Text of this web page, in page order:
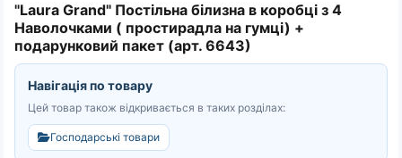
"Laura Grand" Постільна білизна в коробці з 4
Наволочками ( простирадла на гумці) +
подарунковий пакет (арт. 6643)
Навігація по товару
Цей товар також відкривається в таких розділах:
Господарські товари